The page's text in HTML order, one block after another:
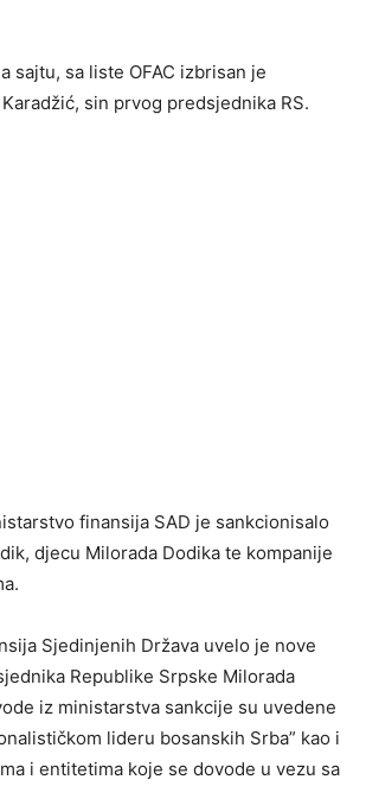
sajtu, sa liste OFAC izbrisan je
sin prvog predsjednika RS.
finansija SAD je sankcionisalo
djecu Milorada Dodika te kompanije
Sjedinjenih Država uvelo je nove
Republike Srpske Milorada
iz ministarstva sankcije su uvedene
lideru bosanskih Srba” kao i
i entitetima koje se dovode u vezu sa